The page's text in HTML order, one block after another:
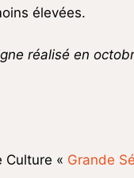
élevées.
réalisé en
Culture « Grande